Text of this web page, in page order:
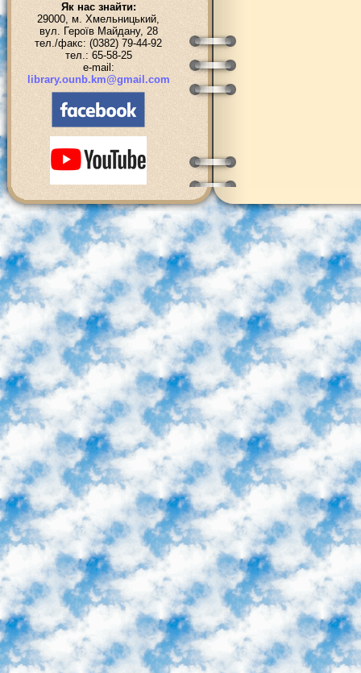
Як нас знайти:
29000, м. Хмельницький,
вул. Героїв Майдану, 28
тел./факс: (0382) 79-44-92
тел.: 65-58-25
e-mail:
library.ounb.km@gmail.com